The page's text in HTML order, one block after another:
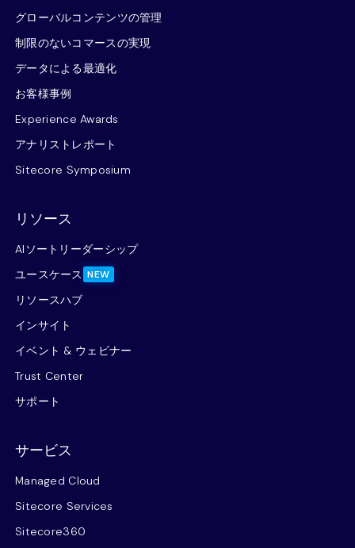
グローバルコンテンツの管理
制限のないコマースの実現
データによる最適化
お客様事例
Experience Awards
アナリストレポート
Sitecore Symposium
リソース
AIソートリーダーシップ
ユースケース NEW
リソースハブ
インサイト
イベント & ウェビナー
Trust Center
サポート
サービス
Managed Cloud
Sitecore Services
Sitecore360